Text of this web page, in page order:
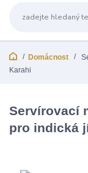
Domácnost
Karahi
Servírovací
pro indická